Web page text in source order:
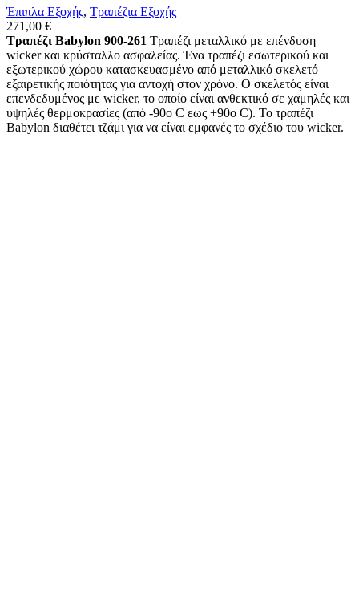
Έπιπλα Εξοχής, Τραπέζια Εξοχής
271,00 €
Τραπέζι Babylon 900-261 Τραπέζι μεταλλικό με επένδυση
wicker και κρύσταλλο ασφαλείας. Ένα τραπέζι εσωτερικού και
εξωτερικού χώρου κατασκευασμένο από μεταλλικό σκελετό
εξαιρετικής ποιότητας για αντοχή στον χρόνο. Ο σκελετός είναι
επενδεδυμένος με wicker, το οποίο είναι ανθεκτικό σε χαμηλές και
υψηλές θερμοκρασίες (από -90ο C εως +90o C). Το τραπέζι
Babylon διαθέτει τζάμι για να είναι εμφανές το σχέδιο του wicker.